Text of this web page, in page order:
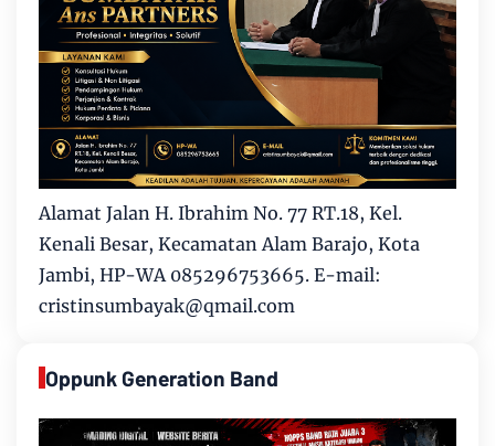
Alamat Jalan H. Ibrahim No. 77 RT.18, Kel.
Kenali Besar, Kecamatan Alam Barajo, Kota
Jambi, HP-WA 085296753665. E-mail:
cristinsumbayak@qmail.com
Oppunk Generation Band